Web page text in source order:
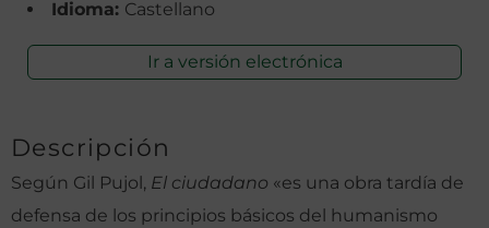
Idioma: Castellano
Ir a versión electrónica
Descripción
Según Gil Pujol, El ciudadano «es una obra tardía de
defensa de los principios básicos del humanismo